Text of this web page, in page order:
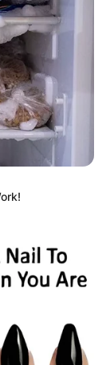
കുട്ടിയെ
ഉടന്‍ തന്നെ